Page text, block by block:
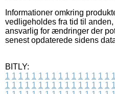
Informationer omkring
vedligeholdes fra tid til
ansvarlig for ændringer der
senest opdaterede sidens
BITLY:
1 1 1 1 1 1 1 1 1 1 1 1 1 1 1 1 1
1 1 1 1 1 1 1 1 1 1 1 1 1 1 1 1 1